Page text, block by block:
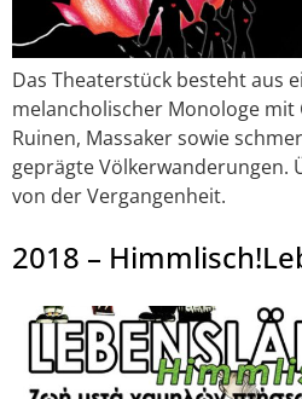
Das Theaterstück besteht aus
melancholischer Monologe mit
Ruinen, Massaker sowie
geprägte Völkerwanderungen.
von der Vergangenheit.
2018 –